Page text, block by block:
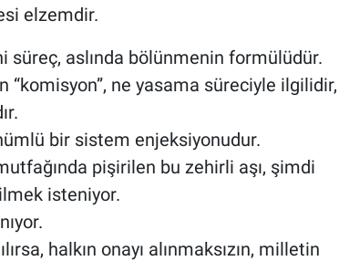
elzemdir.
süreç, aslında bölünmenin formülüdür.
“komisyon”, ne yasama süreciyle ilgilidir,
bir sistem enjeksiyonudur.
pişirilen bu zehirli aşı, şimdi
isteniyor.
halkın onayı alınmaksızın, milletin